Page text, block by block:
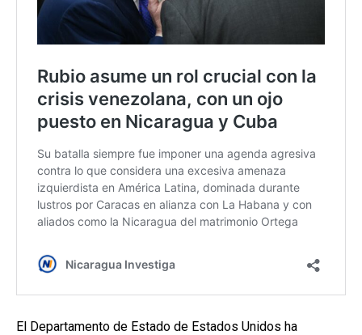
El Departamento de Estado de Estados Unidos ha